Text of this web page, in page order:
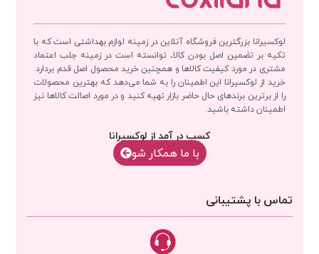
لوکسیرانا بزرگترین فروشگاه آنلاین در زمینه لوازم بهداشتی است که با
تکیه بر تضمین اصل بودن کالا، توانسته است در زمینه جلب اعتماد
مشتری در مورد کیفیت کالاها و همچنین خرید محصول اصل قدم بردارد.
خرید از لوکسیرانا این اطمینان را به شما می‌دهد که بهترین محصولات
را از برترین برندهای حال حاضر بازار تهیه کنید و در مورد اصالت کالاها نیز
اطمینان داشته باشید.
کسب در آمد از لوکسیرانا
با‌‌ ما همکار شو
تماس با پشتیبانی